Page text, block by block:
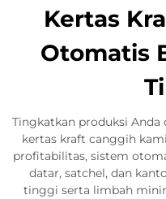
Kertas
Otomatis
Tingkatkan produksi
kertas kraft canggih
profitabilitas, sistem
datar, satchel, dan
tinggi serta limbah